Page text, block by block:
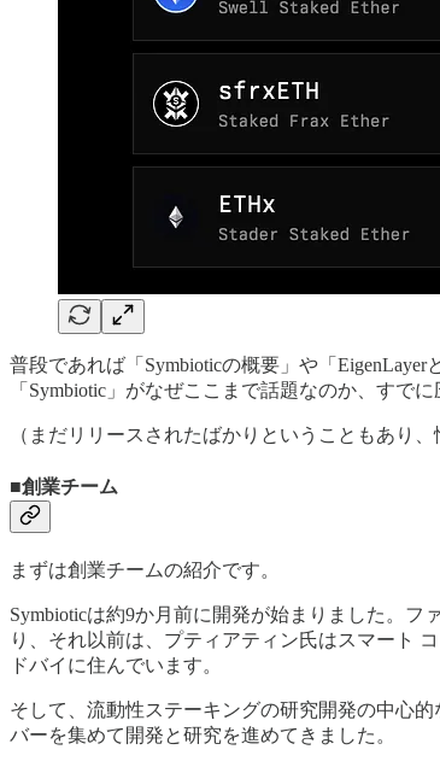
普段であれば「Symbioticの概要」や「
「Symbiotic」がなぜここまで話題なのか、すで
（まだリリースされたばかりということもあり
■創業チーム
まずは創業チームの紹介です。
Symbioticは約9か月前に開発が始まりました。
り、それ以前は、プティアティン氏はスマート
ドバイに住んでいます。
そして、流動性ステーキングの研究開発の中心
バーを集めて開発と研究を進めてきました。